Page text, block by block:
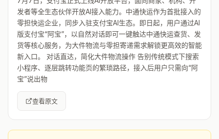
发者等全生态伙伴开放AI接入能力。中通快运作为首批接入的
零担快运企业，同步入驻支付宝AI生态。即日起，用户通过AI
版支付宝“阿宝”，以自然对话即可一键触达中通快运查货、发
货等核心服务，为大件物流与零担寄递需求解锁更高效的智能
新入口。 对话直达，简化大件物流操作 告别传统模式下搜索
小程序、逐层跳转功能页的繁琐路径，接入后用户只需向“阿
宝”说出物
查看原文